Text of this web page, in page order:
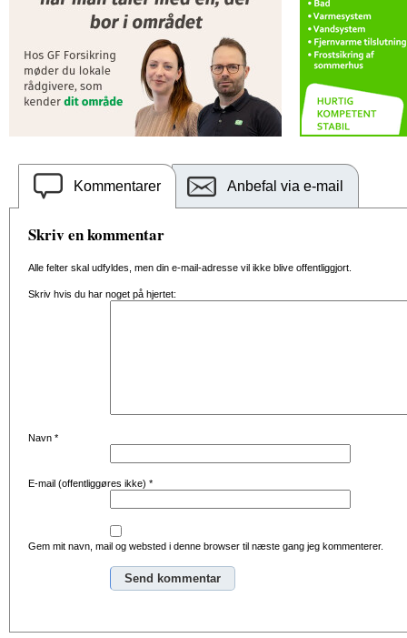
Kommentarer Anbefal via e-mail
Skriv en kommentar
Alle felter skal udfyldes, men din e-mail-adresse vil ikke blive offentliggjort.
Skriv hvis du har noget på hjertet:
Navn *
E-mail (offentliggøres ikke) *
Gem mit navn, mail og websted i denne browser til næste gang jeg kommenterer.